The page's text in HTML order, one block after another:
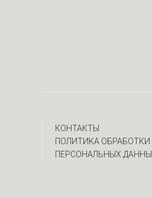
КОНТАКТЫ
ПОЛИТИКА ОБРАБОТКИ
ПЕРСОНАЛЬНЫХ